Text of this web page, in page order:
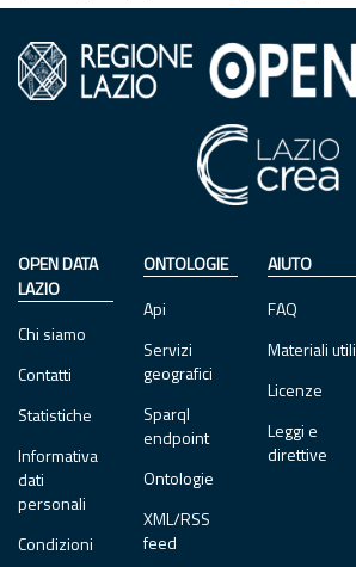
OPEN DATA
LAZIO
Chi siamo
Contatti
Statistiche
Informativa
dati
personali
Condizioni
ONTOLOGIE
Api
Servizi
geografici
Sparql
endpoint
Ontologie
XML/RSS
feed
AIUTO
FAQ
Materiali utili
Licenze
Leggi e
direttive